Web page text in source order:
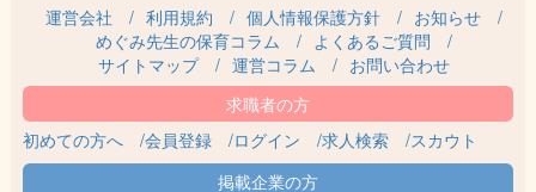
運営会社 利用規約 個人情報保護方針
お知らせ
めぐみ先生の保育コラム
よくあるご質問
サイトマップ
運営コラム お問い合わせ
初めての方へ 会員登録 ログイン 求人検索 スカウト